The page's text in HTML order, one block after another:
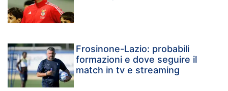
Frosinone-Lazio: probabili
formazioni e dove seguire il
match in tv e streaming